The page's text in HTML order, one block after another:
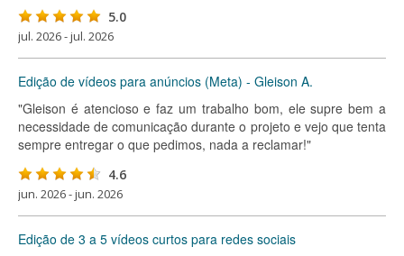
5.0
jul. 2026 - jul. 2026
Edição de vídeos para anúncios (Meta) - Gleison A.
"Gleison é atencioso e faz um trabalho bom, ele supre bem a
necessidade de comunicação durante o projeto e vejo que tenta
sempre entregar o que pedimos, nada a reclamar!"
4.6
jun. 2026 - jun. 2026
Edição de 3 a 5 vídeos curtos para redes sociais